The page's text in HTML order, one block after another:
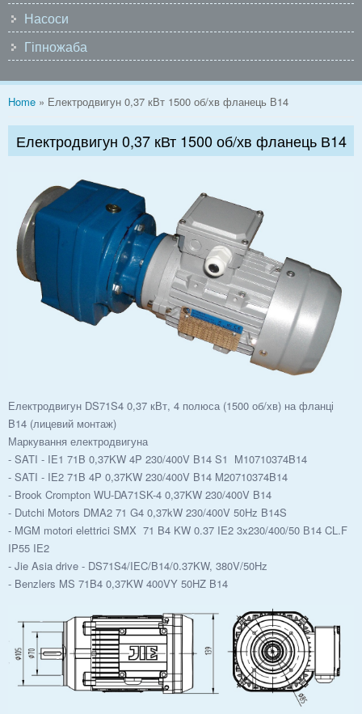
Насоси
Гіпножаба
You are here
Home » Електродвигун 0,37 кВт 1500 об/хв фланець В14
Електродвигун 0,37 кВт 1500 об/хв фланець В14
Електродвигун DS71S4 0,37 кВт, 4 полюса (1500 об/хв) на фланці
B14 (лицевий монтаж)
Маркування електродвигуна
- SATI - IE1 71B 0,37KW 4P 230/400V B14 S1 M10710374B14
- SATI - IE2 71B 4P 0,37KW 230/400V B14 M20710374B14
- Brook Crompton WU-DA71SK-4 0,37KW 230/400V B14
- Dutchi Motors DMA2 71 G4 0,37kW 230/400V 50Hz B14S
- MGM motori elettrici SMX 71 B4 KW 0.37 IE2 3x230/400/50 В14 CL.F
IP55 IE2
- Jie Asia drive - DS71S4/IEC/B14/0.37KW, 380V/50Hz
- Benzlers MS 71B4 0,37KW 400VY 50HZ B14